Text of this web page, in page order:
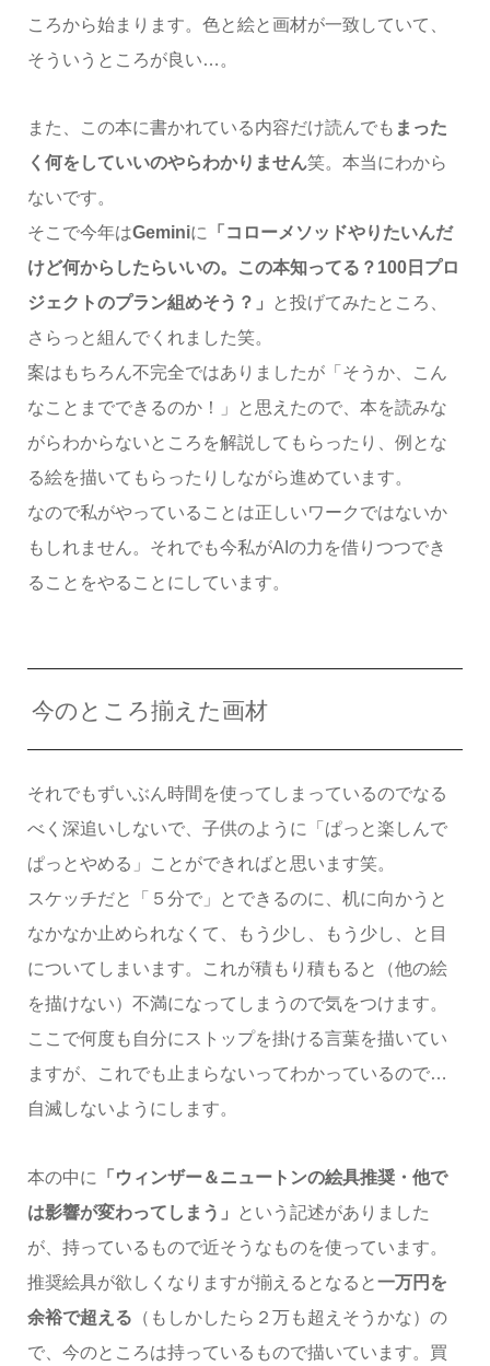
ころから始まります。色と絵と画材が一致していて、
そういうところが良い…。
また、この本に書かれている内容だけ読んでも まった
く何をしていいのやらわかりません笑。本当にわから
ないです。
そこで今年はGeminiに
「コローメソッドやりたいんだ
けど何からしたらいいの。この本知ってる？100日プロ
ジェクトのプラン組めそう？」
と投げてみたところ、
さらっと組んでくれました笑。
案はもちろん不完全ではありましたが「そうか、こん
なことまでできるのか！」と思えたので、本を読みな
がらわからないところを解説してもらったり、例とな
る絵を描いてもらったりしながら進めています。
なので私がやっていることは正しいワークではないか
もしれません。それでも今私がAIの力を借りつつでき
ることをやることにしています。
今のところ揃えた画材
それでもずいぶん時間を使ってしまっているのでなる
べく深追いしないで、子供のように「ぱっと楽しんで
ぱっとやめる」ことができればと思います笑。
スケッチだと「５分で」とできるのに、机に向かうと
なかなか止められなくて、もう少し、もう少し、と目
についてしまいます。これが積もり積もると（他の絵
を描けない）不満になってしまうので気をつけます。
ここで何度も自分にストップを掛ける言葉を描いてい
ますが、これでも止まらないってわかっているので…
自滅しないようにします。
本の中に
「ウィンザー＆ニュートンの絵具推奨・他で
は影響が変わってしまう」
という記述がありました
が、持っているもので近そうなものを使っています。
推奨絵具が欲しくなりますが揃えるとなると一万円を
余裕で超える （もしかしたら２万も超えそうかな）の
で、今のところは持っているもので描いています。買